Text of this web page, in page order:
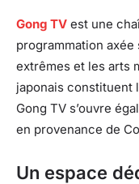
Gong TV est une
programmation axée
extrêmes et les arts
japonais constituent
Gong TV s’ouvre
en provenance de
Un espace